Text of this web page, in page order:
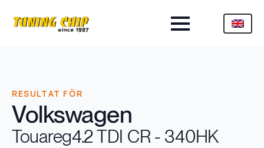
RESULTAT FÖR
Volkswagen
Touareg4.2 TDI CR - 340HK